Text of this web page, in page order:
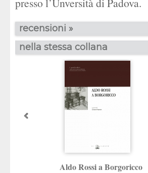
recensioni »
nella stessa collana
Aldo Rossi a Borgoricco